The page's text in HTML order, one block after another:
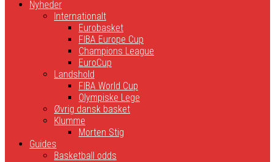
Nyheder
Internationalt
Eurobasket
FIBA Europe Cup
Champions League
EuroCup
Landshold
FIBA World Cup
Olympiske Lege
Øvrig dansk basket
Klumme
Morten Stig
Guides
Basketball odds